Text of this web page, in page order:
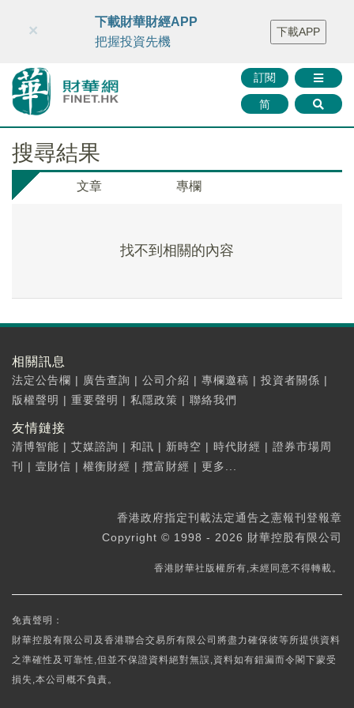
財華智庫網 FINTV FINMETA 財華證券 媒體矩陣
智庫沙龍
聯絡我們
訂閱
简
×
下載財華財經APP
把握投資先機
下載APP
搜尋結果
文章 專欄
找不到相關的內容
相關訊息
法定公告欄 | 廣告查詢 | 公司介紹 | 專欄邀稿 | 投資者關係 |
版權聲明 | 重要聲明 | 私隱政策 | 聯絡我們
友情鏈接
清博智能 | 艾媒諮詢 | 和訊 | 新時空 | 時代財經 | 證券市場周
刊
| 壹財信 | 權衡財經 | 攬富財經 | 更多...
香港政府指定刊載法定通告之憲報刊登報章
Copyright © 1998 - 2026 財華控股有限公司
香港財華社版權所有,未經同意不得轉載。
免責聲明：
財華控股有限公司及香港聯合交易所有限公司將盡力確保彼等所提供資料
之準確性及可靠性,但並不保證資料絕對無誤,資料如有錯漏而令閣下蒙受
損失,本公司概不負責。